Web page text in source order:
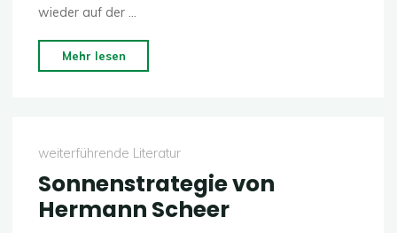
wieder auf der …
Mehr lesen
Kemfert:
weiterführende Literatur
Sonnenstrategie von
Hermann Scheer